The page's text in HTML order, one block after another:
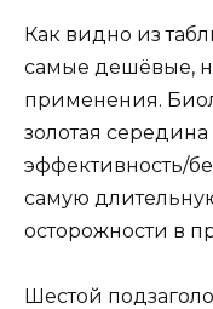
Как видно из
самые дешёвые,
применения.
золотая
эффективность/
самую
осторожности в
Шестой